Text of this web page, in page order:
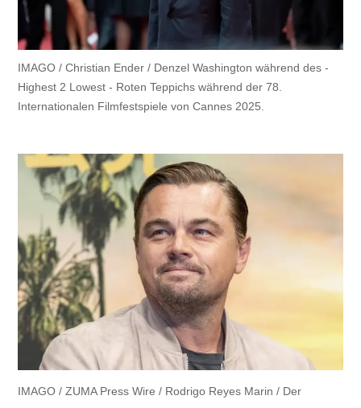
IMAGO / Christian Ender / Denzel Washington während des -
Highest 2 Lowest - Roten Teppichs während der 78.
Internationalen Filmfestspiele von Cannes 2025.
IMAGO / ZUMA Press Wire / Rodrigo Reyes Marin / Der